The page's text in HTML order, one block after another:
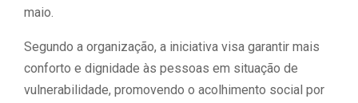
maio.
Segundo a organização, a iniciativa visa garantir mais
conforto e dignidade às pessoas em situação de
vulnerabilidade, promovendo o acolhimento social por